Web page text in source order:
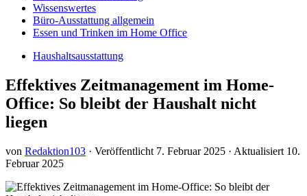
Wissenswertes
Büro-Ausstattung allgemein
Essen und Trinken im Home Office
Haushaltsausstattung
Effektives Zeitmanagement im Home-
Office: So bleibt der Haushalt nicht
liegen
von Redaktion103 · Veröffentlicht 7. Februar 2025 · Aktualisiert 10.
Februar 2025